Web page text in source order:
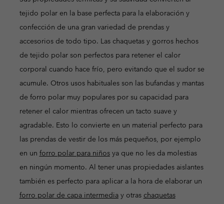
tejido polar en la base perfecta para la elaboración y
confección de una gran variedad de prendas y
accesorios de todo tipo. Las chaquetas y gorros hechos
de tejido polar son perfectos para retener el calor
corporal cuando hace frío, pero evitando que el sudor se
acumule. Otros usos habituales son las bufandas y mantas
de forro polar muy populares por su capacidad para
retener el calor mientras ofrecen un tacto suave y
agradable. Esto lo convierte en un material perfecto para
las prendas de vestir de los más pequeños, por ejemplo
en un forro polar para niñosya que no les da molestias
en ningún momento. Al tener unas propiedades aislantes
también es perfecto para aplicar a la hora de elaborar un
forro polar de capa intermediay otras chaquetas